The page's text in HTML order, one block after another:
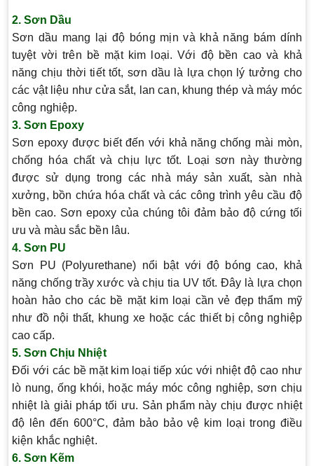
2. Sơn Dầu
Sơn dầu mang lại độ bóng mịn và khả năng bám dính
tuyệt vời trên bề mặt kim loại. Với độ bền cao và khả
năng chịu thời tiết tốt, sơn dầu là lựa chọn lý tưởng cho
các vật liệu như cửa sắt, lan can, khung thép và máy móc
công nghiệp.
3. Sơn Epoxy
Sơn epoxy được biết đến với khả năng chống mài mòn,
chống hóa chất và chịu lực tốt. Loại sơn này thường
được sử dụng trong các nhà máy sản xuất, sàn nhà
xưởng, bồn chứa hóa chất và các công trình yêu cầu độ
bền cao. Sơn epoxy của chúng tôi đảm bảo độ cứng tối
ưu và màu sắc bền lâu.
4. Sơn PU
Sơn PU (Polyurethane) nổi bật với độ bóng cao, khả
năng chống trầy xước và chịu tia UV tốt. Đây là lựa chọn
hoàn hảo cho các bề mặt kim loại cần vẻ đẹp thẩm mỹ
như đồ nội thất, khung xe hoặc các thiết bị công nghiệp
cao cấp.
5. Sơn Chịu Nhiệt
Đối với các bề mặt kim loại tiếp xúc với nhiệt độ cao như
lò nung, ống khói, hoặc máy móc công nghiệp, sơn chịu
nhiệt là giải pháp tối ưu. Sản phẩm này chịu được nhiệt
độ lên đến 600°C, đảm bảo bảo vệ kim loại trong điều
kiện khắc nghiệt.
6. Sơn Kẽm